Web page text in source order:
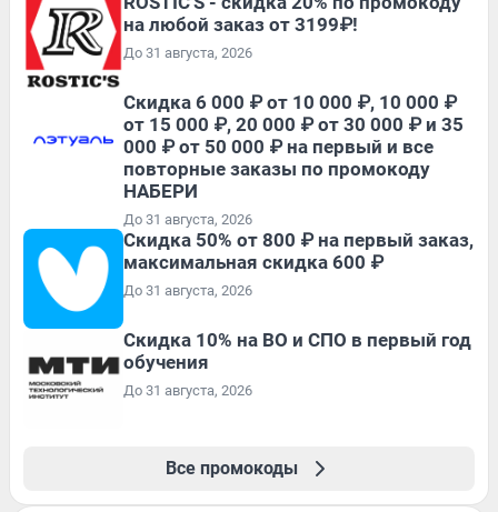
на любой заказ от 3199₽!
До 31 августа, 2026
Скидка 6 000 ₽ от 10 000 ₽, 10 000 ₽
от 15 000 ₽, 20 000 ₽ от 30 000 ₽ и 35
000 ₽ от 50 000 ₽ на первый и все
повторные заказы по промокоду
НАБЕРИ
До 31 августа, 2026
Скидка 50% от 800 ₽ на первый заказ,
максимальная скидка 600 ₽
До 31 августа, 2026
Скидка 10% на ВО и СПО в первый год
обучения
До 31 августа, 2026
Все промокоды